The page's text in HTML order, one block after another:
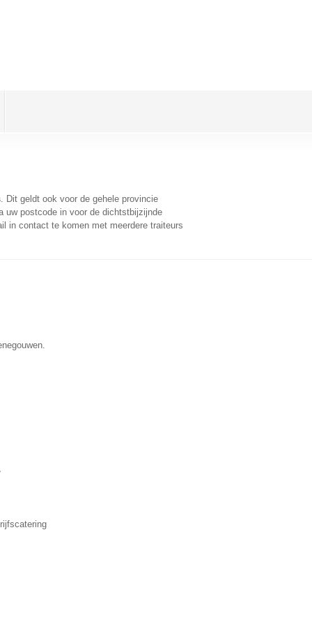
. Dit geldt ook voor de gehele provincie
uw postcode in voor de dichtstbijzijnde
in contact te komen met meerdere traiteurs